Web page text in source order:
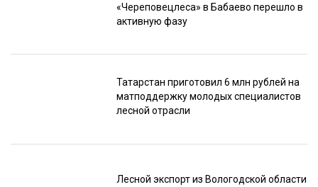
«Череповецлеса» в Бабаево перешло в
активную фазу
Татарстан приготовил 6 млн рублей на
матподдержку молодых специалистов
лесной отрасли
Лесной экспорт из Вологодской области